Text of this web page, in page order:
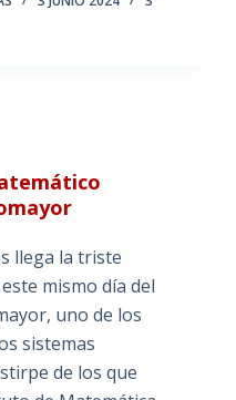
llega la triste
mismo día del
uno de los
sistemas
de los que